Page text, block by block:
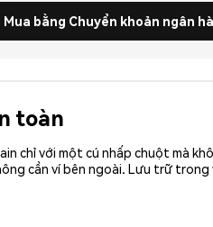
Mua bằng Chuyển khoản ngân
toàn
chỉ với một cú nhấp chuột mà
cần ví bên ngoài. Lưu trữ